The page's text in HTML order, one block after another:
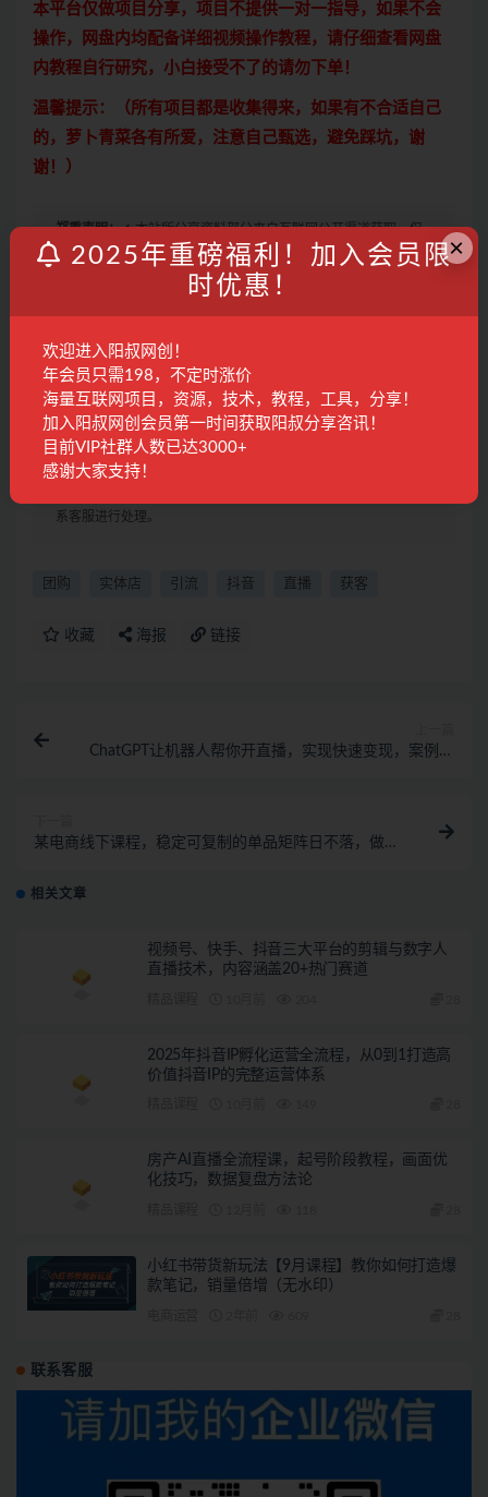
本平台仅做项目分享，项目不提供一对一指导，如果不会
操作，网盘内均配备详细视频操作教程，请仔细查看网盘
内教程自行研究，小白接受不了的请勿下单！
温馨提示：（所有项目都是收集得来，如果有不合适自己
的，萝卜青菜各有所爱，注意自己甄选，避免踩坑，谢
谢！）
郑重声明：1.本站所分享资料部分来自互联网公开渠道获取，仅
供会员学习交流使用，请于24小时内删除，尊重原作者及出版
方，如认为本站有使用不当的地方，或侵犯了您的权益，请联系
2.本站收集整理各大网赚平台的付费资源，仅提供资源分享，不提
供任何的一对一教学指导，不提供任何收益保障，具体请自行分
辨测试，如遇充值环节或绑定支付账户或输入支付密码之类的异
常步骤，建议停止操作，是否有风险请自行甄别，本站概不负
责！
系客服进行处理。
团购 实体店 引流 抖音 直播 获客
收藏 海报 链接
ChatGPT让机器人帮你开直播，实现快速变现，案例展
某电商线下课程，稳定可复制的单品矩阵日不落，做一
相关文章
视频号、快手、抖音三大平台的剪辑与数字人
直播技术，内容涵盖20+热门赛道
2025年抖音IP孵化运营全流程，从0到1打造高
价值抖音IP的完整运营体系
房产AI直播全流程课，起号阶段教程，画面优
化技巧，数据复盘方法论
小红书带货新玩法【9月课程】教你如何打造爆
款笔记，销量倍增（无水印）
联系客服
×
2025年重磅福利！加入会员限
时优惠！
欢迎进入阳叔网创！
年会员只需198，不定时涨价
海量互联网项目，资源，技术，教程，工具，分享！
加入阳叔网创会员第一时间获取阳叔分享咨讯！
目前VIP社群人数已达3000+
感谢大家支持！